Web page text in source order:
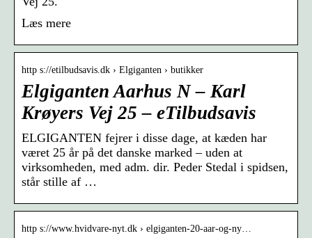
Læs mere
http s://etilbudsavis.dk › Elgiganten › butikker
Elgiganten Aarhus N – Karl
Krøyers Vej 25 – eTilbudsavis
ELGIGANTEN fejrer i disse dage, at kæden har
været 25 år på det danske marked – uden at
virksomheden, med adm. dir. Peder Stedal i spidsen,
står stille af …
http s://www.hvidvare-nyt.dk › elgiganten-20-aar-og-ny…